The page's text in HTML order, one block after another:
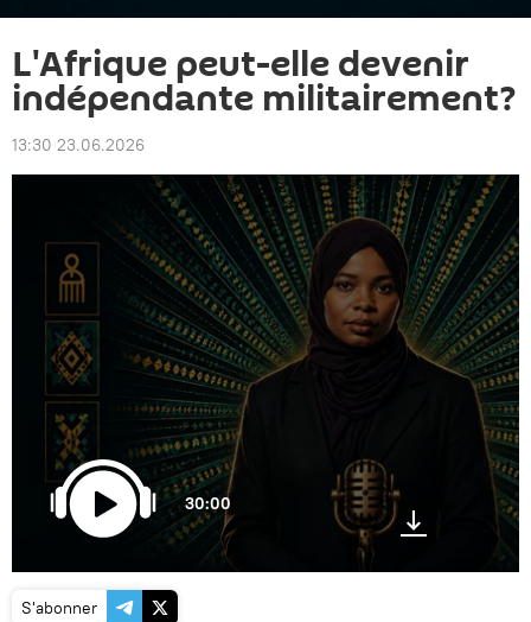
L'Afrique peut-elle devenir
indépendante militairement?
13:30 23.06.2026
30:00
S'abonner